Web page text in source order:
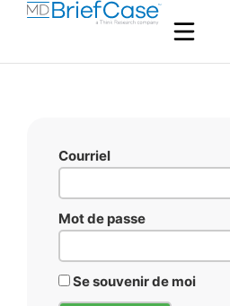
Courriel
Mot de passe
Se souvenir de moi